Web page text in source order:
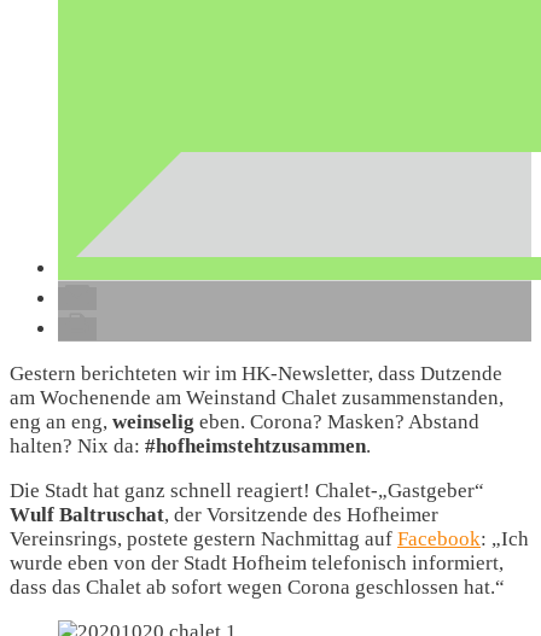
Gestern berichteten wir im HK-Newsletter, dass Dutzende
am Wochenende am Weinstand Chalet zusammenstanden,
eng an eng, weinselig eben. Corona? Masken? Abstand
halten? Nix da: #hofheimstehtzusammen.
Die Stadt hat ganz schnell reagiert! Chalet-„Gastgeber“
Wulf Baltruschat, der Vorsitzende des Hofheimer
Vereinsrings, postete gestern Nachmittag auf Facebook: „Ich
wurde eben von der Stadt Hofheim telefonisch informiert,
dass das Chalet ab sofort wegen Corona geschlossen hat.“